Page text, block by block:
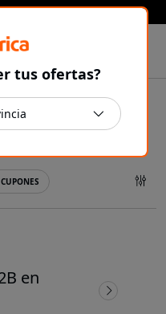
de
Madrid
en
tus ofertas?